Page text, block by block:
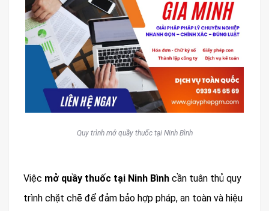
Quy trình mở quầy thuốc tại Ninh Bình
Việc mở quầy thuốc tại Ninh Bình cần tuân thủ quy
trình chặt chẽ để đảm bảo hợp pháp, an toàn và hiệu